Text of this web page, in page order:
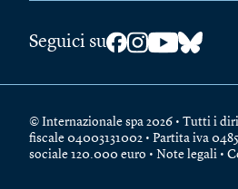
Seguici su
© Internazionale spa 2026 • Tutti i
fiscale 04003131002 • Partita iva
sociale 120.000 euro • Note legali •